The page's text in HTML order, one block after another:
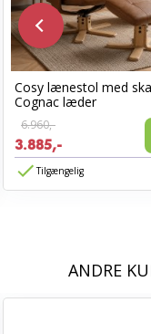
Cosy lænestol med
Cognac læder
6.960,-
3.885,-
Tilgængelig
ANDRE